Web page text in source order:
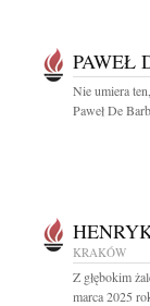
PAWEŁ
Nie umiera
Paweł De
KRAKÓW
Z głębokim
marca 2025